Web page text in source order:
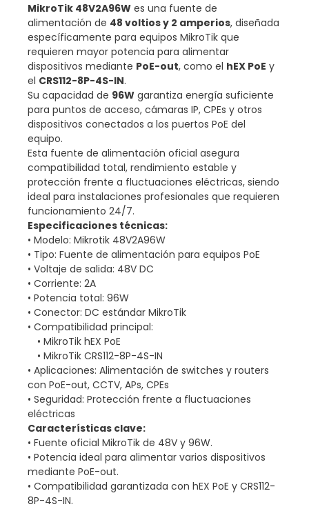
MikroTik 48V2A96W es una fuente de
alimentación de 48 voltios y 2 amperios, diseñada
específicamente para equipos MikroTik que
requieren mayor potencia para alimentar
dispositivos mediante PoE-out, como el hEX PoE y
el CRS112-8P-4S-IN.
Su capacidad de 96W garantiza energía suficiente
para puntos de acceso, cámaras IP, CPEs y otros
dispositivos conectados a los puertos PoE del
equipo.
Esta fuente de alimentación oficial asegura
compatibilidad total, rendimiento estable y
protección frente a fluctuaciones eléctricas, siendo
ideal para instalaciones profesionales que requieren
funcionamiento 24/7.
Especificaciones técnicas:
• Modelo: Mikrotik 48V2A96W
• Tipo: Fuente de alimentación para equipos PoE
• Voltaje de salida: 48V DC
• Corriente: 2A
• Potencia total: 96W
• Conector: DC estándar MikroTik
• Compatibilidad principal:
• MikroTik hEX PoE
• MikroTik CRS112-8P-4S-IN
• Aplicaciones: Alimentación de switches y routers
con PoE-out, CCTV, APs, CPEs
• Seguridad: Protección frente a fluctuaciones
eléctricas
Características clave:
• Fuente oficial MikroTik de 48V y 96W.
• Potencia ideal para alimentar varios dispositivos
mediante PoE-out.
• Compatibilidad garantizada con hEX PoE y CRS112-
8P-4S-IN.